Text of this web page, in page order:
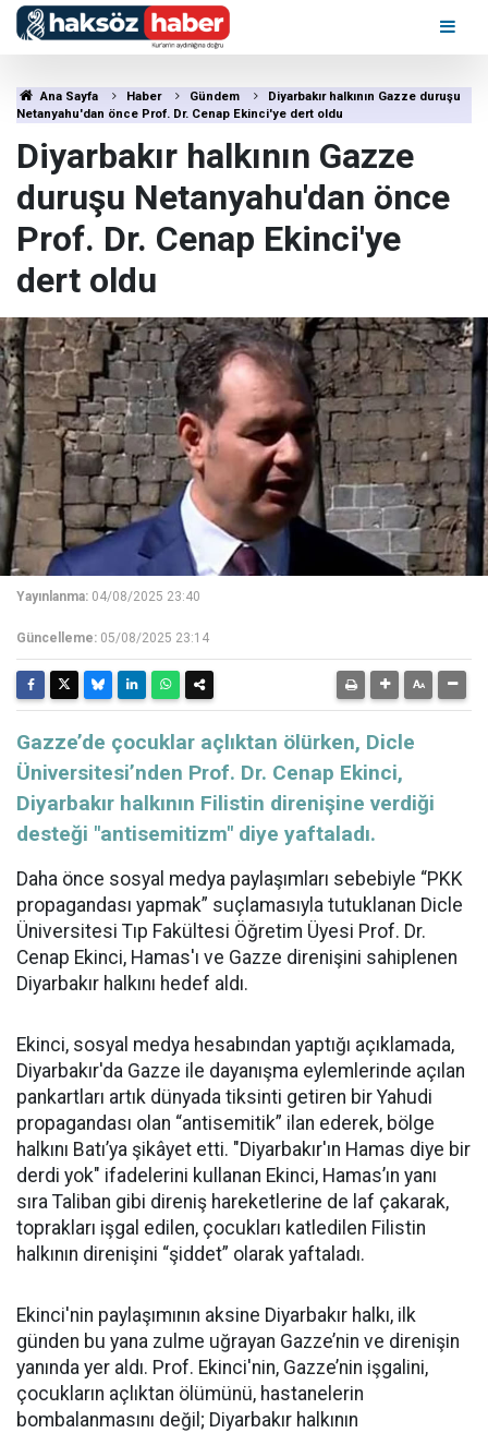
Ana Sayfa Haber Gündem
Diyarbakır halkının Gazze duruşu
Netanyahu'dan önce Prof. Dr. Cenap Ekinci'ye dert oldu
Diyarbakır halkının Gazze
duruşu Netanyahu'dan önce
Prof. Dr. Cenap Ekinci'ye
dert oldu
Yayınlanma: 04/08/2025 23:40
Güncelleme: 05/08/2025 23:14
Gazze’de çocuklar açlıktan ölürken, Dicle
Üniversitesi’nden Prof. Dr. Cenap Ekinci,
Diyarbakır halkının Filistin direnişine verdiği
desteği "antisemitizm" diye yaftaladı.
Daha önce sosyal medya paylaşımları sebebiyle “PKK
propagandası yapmak” suçlamasıyla tutuklanan Dicle
Üniversitesi Tıp Fakültesi Öğretim Üyesi Prof. Dr.
Cenap Ekinci, Hamas'ı ve Gazze direnişini sahiplenen
Diyarbakır halkını hedef aldı.
Ekinci, sosyal medya hesabından yaptığı açıklamada,
Diyarbakır'da Gazze ile dayanışma eylemlerinde açılan
pankartları artık dünyada tiksinti getiren bir Yahudi
propagandası olan “antisemitik” ilan ederek, bölge
halkını Batı’ya şikâyet etti. "Diyarbakır'ın Hamas diye bir
derdi yok" ifadelerini kullanan Ekinci, Hamas’ın yanı
sıra Taliban gibi direniş hareketlerine de laf çakarak,
toprakları işgal edilen, çocukları katledilen Filistin
halkının direnişini “şiddet” olarak yaftaladı.
Ekinci'nin paylaşımının aksine Diyarbakır halkı, ilk
günden bu yana zulme uğrayan Gazze’nin ve direnişin
yanında yer aldı. Prof. Ekinci'nin, Gazze’nin işgalini,
çocukların açlıktan ölümünü, hastanelerin
bombalanmasını değil; Diyarbakır halkının